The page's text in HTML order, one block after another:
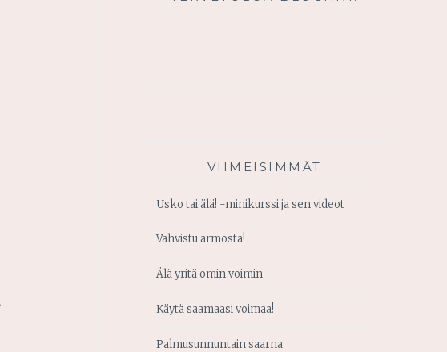
VIIMEISIMMÄT
Usko tai älä! -minikurssi ja sen videot
Vahvistu armosta!
Älä yritä omin voimin
Käytä saamaasi voimaa!
Palmusunnuntain saarna